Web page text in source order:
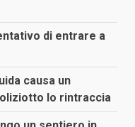
di entrare a
causa un
lo rintraccia